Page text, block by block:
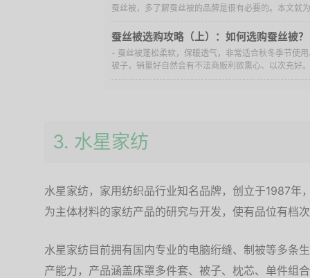
蚕丝被，多了解蚕丝被的品牌是很有必要的。本文就
蚕丝被选购攻略（上）：如何选购蚕丝被？
- 蚕丝被蓬松柔软，保暖透气，非常适合秋冬季节使
被子，销量好自然会有不法商贩利欲熏心、以次充好
3. 水星家纺
水星家纺，家用纺织品行业知名品牌，创立于1987年
为主体材料的家纺产品的研究与开发，使有品位有档
水星家纺目前拥有国内专业的电脑绗缝、制被等多条
产能力，产品涵盖床罩多件套、被子、枕芯、单件组